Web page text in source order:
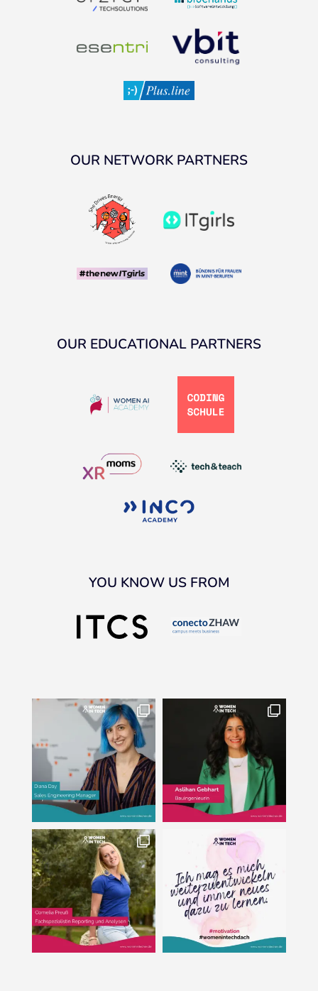
OUR NETWORK PARTNERS
OUR EDUCATIONAL PARTNERS
YOU KNOW US FROM